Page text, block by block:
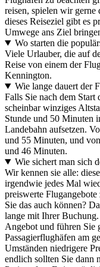
reisen, spielen wir
dieses Reiseziel gibt es
Umwege ans Ziel
Wo starten die
Viele Urlauber, die auf
Reise von einem der
Kennington.
Wie lange dauert der
Falls Sie nach dem Start
scheinbar winziges
Stunde und 50 Minuten
Landebahn aufsetzen.
und 55 Minuten, und
und 46 Minuten.
Wie sichert man sich
Wir kennen sie alle:
irgendwie jedes Mal
preiswerte
Sie das auch können?
lange mit Ihrer Buchung.
Angebot und führen Sie
Passagierflughäfen am
Umständen niedrigere
endlich sollten Sie dann